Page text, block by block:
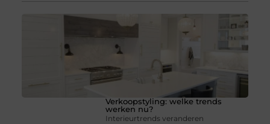
Verkoopstyling: welke trends
werken nu?
Interieurtrends veranderen